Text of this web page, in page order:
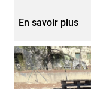
En savoir plus